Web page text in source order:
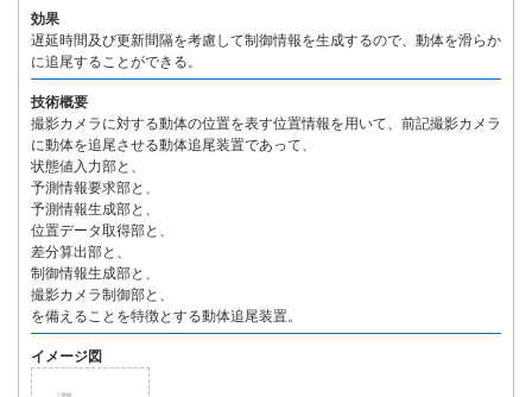
効果
遅延時間及び更新間隔を考慮して制御情報を生成するので、動体を滑らか
に追尾することができる。
技術概要
撮影カメラに対する動体の位置を表す位置情報を用いて、前記撮影カメラ
に動体を追尾させる動体追尾装置であって、
状態値入力部と、
予測情報要求部と、
予測情報生成部と、
位置データ取得部と、
差分算出部と、
制御情報生成部と、
撮影カメラ制御部と、
を備えることを特徴とする動体追尾装置。
イメージ図